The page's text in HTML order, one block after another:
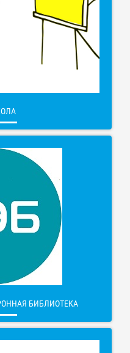
БИБЛИОТЕКА